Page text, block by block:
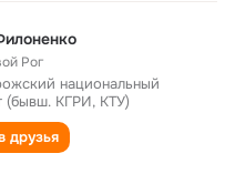
Рог
национальный
(бывш. КГРИ, КТУ)
друзья